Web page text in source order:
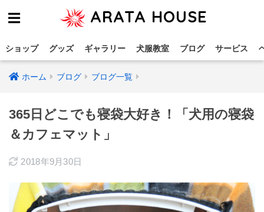
ARATA HOUSE
ショップ グッズ ギャラリー 犬服教室 ブログ サービス
ホーム ブログ ブログ一覧
365日どこでも寝袋大好き！「犬用の寝袋
＆カフェマット」
2018年9月30日